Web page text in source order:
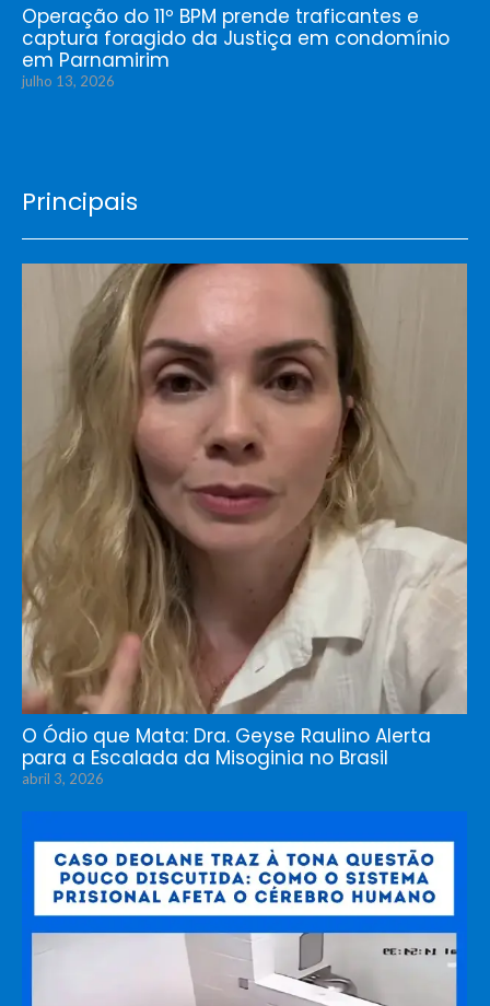
Operação do 11º BPM prende traficantes e
captura foragido da Justiça em condomínio
em Parnamirim
julho 13, 2026
Principais
O Ódio que Mata: Dra. Geyse Raulino Alerta
para a Escalada da Misoginia no Brasil
abril 3, 2026